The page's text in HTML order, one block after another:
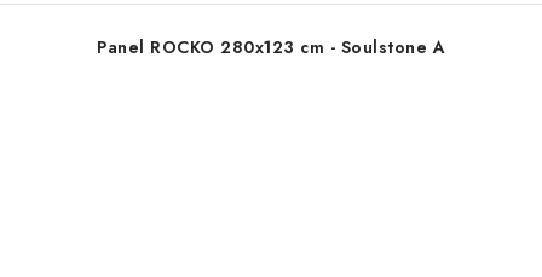
Panel ROCKO 280x123 cm - Soulstone A